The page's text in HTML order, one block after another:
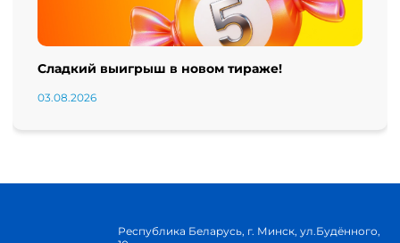
Сладкий выигрыш в новом тираже!
03.08.2026
Республика Беларусь, г. Минск, ул.Будённого,